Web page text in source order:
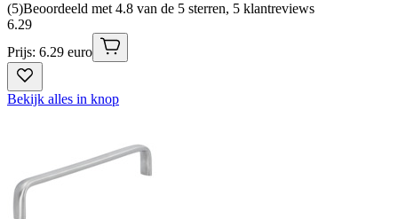
(5)Beoordeeld met 4.8 van de 5 sterren, 5 klantreviews
6.29
Prijs: 6.29 euro
Bekijk alles in knop